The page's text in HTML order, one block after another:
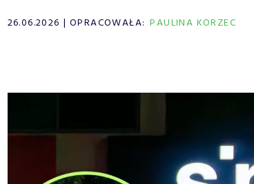
26.06.2026 OPRACOWAŁA: PAULINA KORZEC